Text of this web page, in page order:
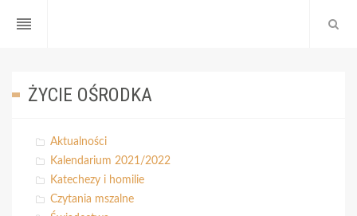
reorder
ŻYCIE OŚRODKA
Aktualności
Kalendarium 2021/2022
Katechezy i homilie
Czytania mszalne